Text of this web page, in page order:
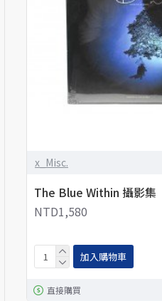
x_Misc.
The Blue Within 攝影集
NTD1,580
加入購物車
直接購買